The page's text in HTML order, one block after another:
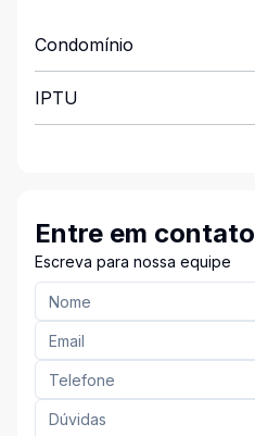
Condomínio
IPTU
Entre em contato
Escreva para nossa equipe